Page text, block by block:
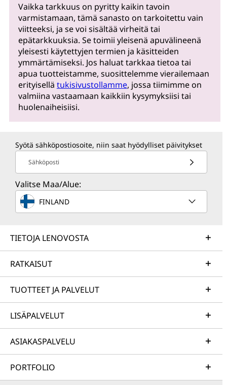
Vaikka tarkkuus on pyritty kaikin tavoin
varmistamaan, tämä sanasto on tarkoitettu vain
viitteeksi, ja se voi sisältää virheitä tai
epätarkkuuksia. Se toimii yleisenä apuvälineenä
yleisesti käytettyjen termien ja käsitteiden
ymmärtämiseksi. Jos haluat tarkkaa tietoa tai
apua tuotteistamme, suosittelemme vierailemaan
erityisellä tukisivustollamme, jossa tiimimme on
valmiina vastaamaan kaikkiin kysymyksiisi tai
huolenaiheisiisi.
Syötä sähköpostiosoite, niin saat hyödylliset päivitykset
Sähköposti
Valitse Maa/Alue:
FINLAND
TIETOJA LENOVOSTA
RATKAISUT
TUOTTEET JA PALVELUT
LISÄPALVELUT
ASIAKASPALVELU
PORTFOLIO